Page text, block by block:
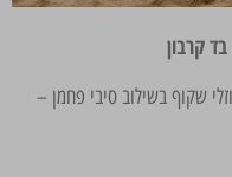
קרבון
שקוף בשילוב סיבי פחמן –